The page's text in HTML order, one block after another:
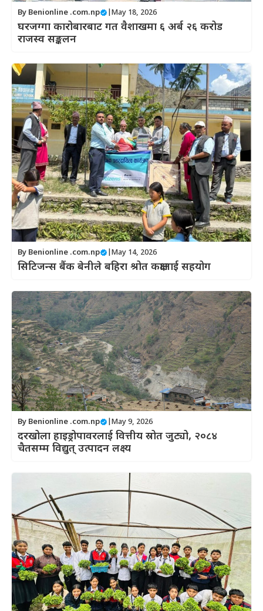
By Benionline .com.np May 18, 2026
घरजग्गा कारोबारबाट गत वैशाखमा ६ अर्ब २६ करोड
राजस्व सङ्कलन
By Benionline .com.np May 14, 2026
सिटिजन्स बैंक बेनीले बहिरा श्रोत कक्षालाई सहयोग
By Benionline .com.np May 9, 2026
दरखोला हाइड्रोपावरलाई वित्तीय स्रोत जुट्यो, २०८४
चैतसम्म विद्युत् उत्पादन लक्ष्य